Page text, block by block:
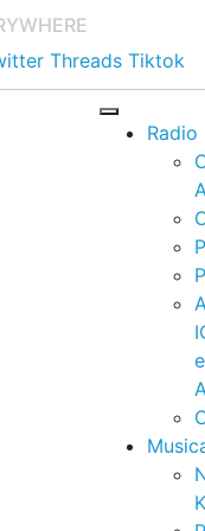
Threads Tiktok
Radio
e